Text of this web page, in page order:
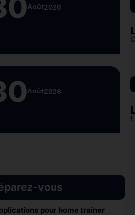
Août2026
Août2026
vous
pour home trainer